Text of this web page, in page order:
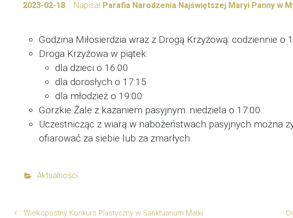
2023-02-18 Napisał Parafia Narodzenia Najświętszej Maryi Panny w
Godzina Miłosierdzia wraz z Drogą Krzyżową: codziennie o
Droga Krzyżowa w piątek:
dla dzieci o 16:00
dla dorosłych o 17:15
dla młodzież o 19:00
Gorzkie Żale z kazaniem pasyjnym: niedziela o 17:00.
Uczestnicząc z wiarą w nabożeństwach pasyjnych można
ofiarować za siebie lub za zmarłych.
Aktualności
Wielkopostny Konkurs Plastyczny w Sanktuarium Matki